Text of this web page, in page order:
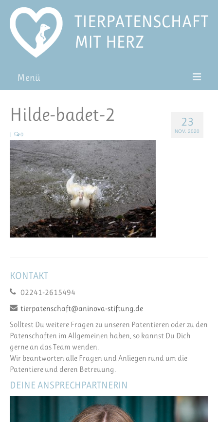
Menü
Pat*in werden
Patenschaft verschenken
Blog
FAQ
23
NOV. 2020
Hilde-badet-2
| 0
KONTAKT
02241-2615494
tierpatenschaft@aninova-stiftung.de
Solltest Du weitere Fragen zu unseren Patentieren oder zu den
Patenschaften im Allgemeinen haben, so kannst Du Dich
gerne an das Team wenden.
Wir beantworten alle Fragen und Anliegen rund um die
Patentiere und deren Betreuung.
DEINE ANSPRECHPARTNERIN